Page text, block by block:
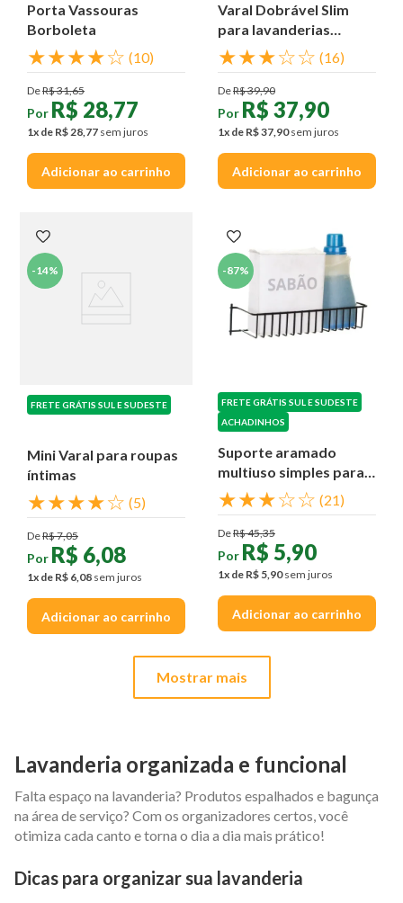
Porta Vassouras
Borboleta
★★★★☆ (10)
DeR$31,65
Por R$ 28,77
1x de R$28,77 sem juros
Adicionar ao carrinho
Varal Dobrável Slim
para lavanderias
pequenas
★★★☆☆ (16)
DeR$39,90
Por R$ 37,90
1x de R$37,90sem juros
Adicionar ao carrinho
-14%
FRETE GRÁTIS SUL E SUDESTE
Mini Varal para roupas
íntimas
★★★★☆ (5)
DeR$7,05
Por R$ 6,08
1x de R$ 6,08 sem juros
Adicionar ao carrinho
-87%
FRETE GRÁTIS SUL E SUDESTE
ACHADINHOS
Suporte aramado
multiuso simples para
parede
★★★☆☆ (21)
DeR$45,35
Por R$ 5,90
1x de R$ 5,90sem juros
Adicionar ao carrinho
Mostrar mais
Lavanderia organizada e funcional
Falta espaço na lavanderia? Produtos espalhados e bagunça
na área de serviço? Com os organizadores certos, você
otimiza cada canto e torna o dia a dia mais prático!
Dicas para organizar sua lavanderia